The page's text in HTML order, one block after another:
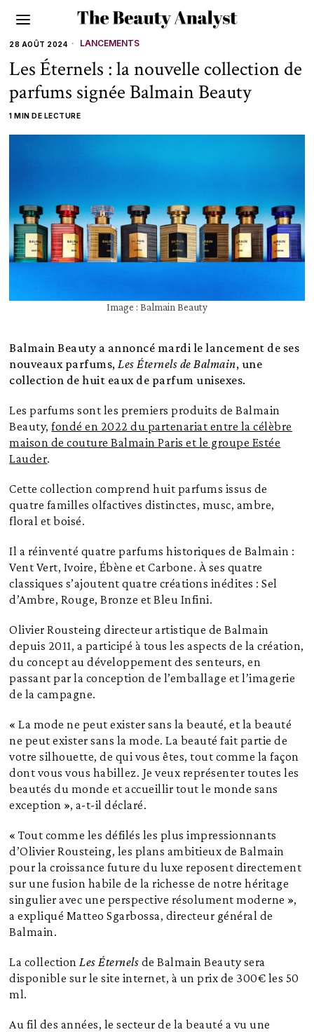
28 AOÛT 2024 LANCEMENTS
Les Éternels : la nouvelle collection de
parfums signée Balmain Beauty
1 MIN DE LECTURE
Image : Balmain Beauty
Balmain Beauty a annoncé mardi le lancement de ses
nouveaux parfums, Les Éternels de Balmain, une
collection de huit eaux de parfum unisexes.
Les parfums sont les premiers produits de Balmain
Beauty,fondé en 2022 du partenariat entre la célèbre
maison de couture Balmain Paris et le groupe Estée
Lauder.
Cette collection comprend huit parfums issus de
quatre familles olfactives distinctes, musc, ambre,
floral et boisé.
Il a réinventé quatre parfums historiques de Balmain :
Vent Vert, Ivoire, Ébène et Carbone. À ses quatre
classiques s’ajoutent quatre créations inédites : Sel
d’Ambre, Rouge, Bronze et Bleu Infini.
Olivier Rousteing directeur artistique de Balmain
depuis 2011, a participé à tous les aspects de la création,
du concept au développement des senteurs, en
passant par la conception de l’emballage et l’imagerie
de la campagne.
« La mode ne peut exister sans la beauté, et la beauté
ne peut exister sans la mode. La beauté fait partie de
votre silhouette, de qui vous êtes, tout comme la façon
dont vous vous habillez. Je veux représenter toutes les
beautés du monde et accueillir tout le monde sans
exception », a-t-il déclaré.
« Tout comme les défilés les plus impressionnants
d’Olivier Rousteing, les plans ambitieux de Balmain
pour la croissance future du luxe reposent directement
sur une fusion habile de la richesse de notre héritage
singulier avec une perspective résolument moderne »,
a expliqué Matteo Sgarbossa, directeur général de
Balmain.
La collection Les Éternels de Balmain Beauty sera
disponible sur le site internet, à un prix de 300€ les 50
ml.
Au fil des années, le secteur de la beauté a vu une